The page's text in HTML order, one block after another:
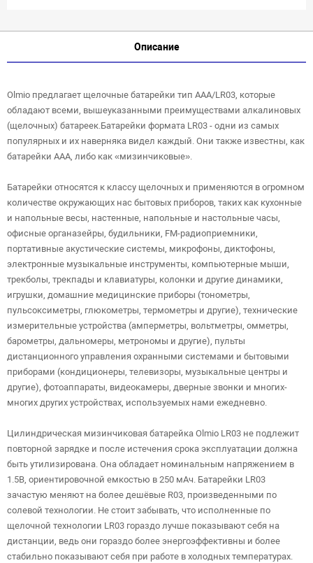
Описание
Olmio предлагает щелочные батарейки тип AAA/LR03, которые
обладают всеми, вышеуказанными преимуществами алкалиновых
(щелочных) батареек.Батарейки формата LR03 - одни из самых
популярных и их наверняка видел каждый. Они также известны, как
батарейки ААА, либо как «мизинчиковые».
Батарейки относятся к классу щелочных и применяются в огромном
количестве окружающих нас бытовых приборов, таких как кухонные
и напольные весы, настенные, напольные и настольные часы,
офисные органазейры, будильники, FM-радиоприемники,
портативные акустические системы, микрофоны, диктофоны,
электронные музыкальные инструменты, компьютерные мыши,
трекболы, трекпады и клавиатуры, колонки и другие динамики,
игрушки, домашние медицинские приборы (тонометры,
пульсоксиметры, глюкометры, термометры и другие), технические
измерительные устройства (амперметры, вольтметры, омметры,
барометры, дальномеры, метрономы и другие), пульты
дистанционного управления охранными системами и бытовыми
приборами (кондиционеры, телевизоры, музыкальные центры и
другие), фотоаппараты, видеокамеры, дверные звонки и многих-
многих других устройствах, используемых нами ежедневно.
Цилиндрическая мизинчиковая батарейка Olmio LR03 не подлежит
повторной зарядке и после истечения срока эксплуатации должна
быть утилизирована. Она обладает номинальным напряжением в
1.5В, ориентировочной емкостью в 250 мАч. Батарейки LR03
зачастую меняют на более дешёвые R03, произведенными по
солевой технологии. Не стоит забывать, что исполненные по
щелочной технологии LR03 гораздо лучше показывают себя на
дистанции, ведь они гораздо более энергоэффективны и более
стабильно показывают себя при работе в холодных температурах.